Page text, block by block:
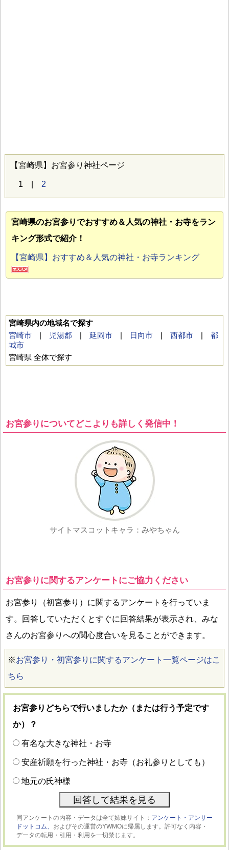
【宮崎県】お宮参り神社ページ
1 | 2
宮崎県のお宮参りでおすすめ＆人気の神社・お寺をラン
キング形式で紹介！
【宮崎県】おすすめ＆人気の神社・お寺ランキング
宮崎県内の地域名で探す
宮崎市 | 児湯郡 | 延岡市 | 日向市 | 西都市 | 都
城市
宮崎県 全体で探す
お宮参りについてどこよりも詳しく発信中！
サイトマスコットキャラ：みやちゃん
お宮参りに関するアンケートにご協力ください
お宮参り（初宮参り）に関するアンケートを行っていま
す。回答していただくとすぐに回答結果が表示され、みな
さんのお宮参りへの関心度合いを見ることができます。
※お宮参り・初宮参りに関するアンケート一覧ページはこ
ちら
お宮参りどちらで行いましたか（または行う予定です
か）？
有名な大きな神社・お寺
安産祈願を行った神社・お寺（お礼参りとしても）
地元の氏神様
同アンケートの内容・データは全て姉妹サイト： アンケート・アンサー
ドットコム、 およびその運営のYWMOに帰属します。許可なく内容・
データの転用・引用・利用を一切禁じます。